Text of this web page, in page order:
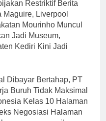
Restriktif Berita
Maguire, Liverpool
Mourinho Muncul
Jadi Museum,
Kediri Kini Jadi
Dibayar Bertahap, PT
Buruh Tidak Maksimal
Kelas 10 Halaman
Negosiasi Halaman